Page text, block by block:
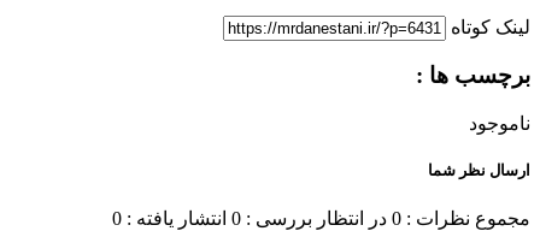
لینک کوتاه
برچسب ها :
ناموجود
ارسال نظر شما
مجموع نظرات : 0 در انتظار بررسی : 0 انتشار یافته : 0